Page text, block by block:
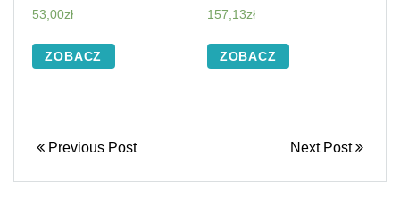
53,00zł
ZOBACZ
157,13zł
ZOBACZ
Previous Post Next Post